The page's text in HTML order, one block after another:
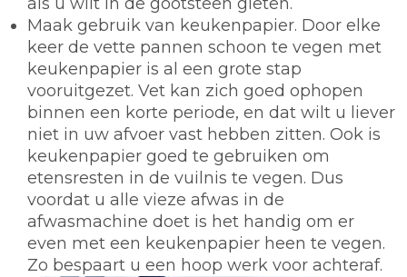
Maak gebruik van keukenpapier. Door elke
keer de vette pannen schoon te vegen met
keukenpapier is al een grote stap
vooruitgezet. Vet kan zich goed ophopen
binnen een korte periode, en dat wilt u liever
niet in uw afvoer vast hebben zitten. Ook is
keukenpapier goed te gebruiken om
etensresten in de vuilnis te vegen. Dus
voordat u alle vieze afwas in de
afwasmachine doet is het handig om er
even met een keukenpapier heen te vegen.
Zo bespaart u een hoop werk voor achteraf.